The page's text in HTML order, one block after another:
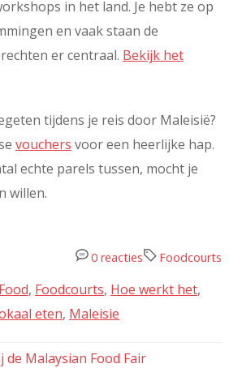
in het land. Je hebt ze op
en vaak staan de
er centraal. Bekijk het
tijdens je reis door Maleisië?
vouchers voor een heerlijke hap.
echte parels tussen, mocht je
willen.
Foodcourts
0 reacties
Food, Foodcourts, Hoe werkt het,
eten, Maleisie
Malaysian Food Fair